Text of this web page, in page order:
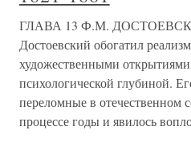
ГЛАВА 13 Ф.М.
Достоевский обогатил
художественными
психологической глубиной.
переломные в отечественном
процессе годы и явилось